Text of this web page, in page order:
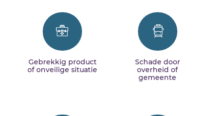
Gebrekkig product
of onveilige situatie
Schade door
overheid of
gemeente